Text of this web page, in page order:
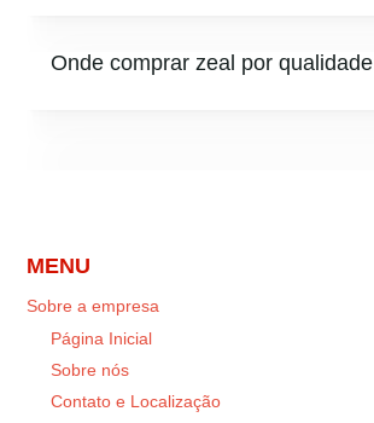
Onde comprar zeal por qualidade
MENU
Sobre a empresa
Página Inicial
Sobre nós
Contato e Localização